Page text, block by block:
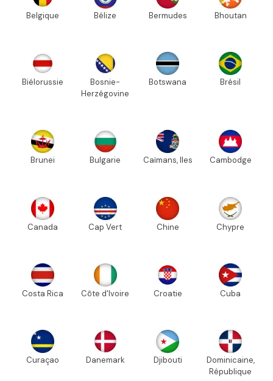
Belgique Bélize Bermudes Bhoutan
Biélorussie
Bosnie-
Herzégovine
Botswana Brésil
Brunei Bulgarie Caïmans, Iles Cambodge
Canada Cap Vert Chine Chypre
Costa Rica Côte d'Ivoire Croatie Cuba
Curaçao Danemark Djibouti
Dominicaine,
République